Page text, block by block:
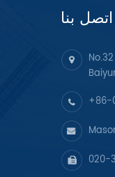
اتصل بنا
+86-
020-